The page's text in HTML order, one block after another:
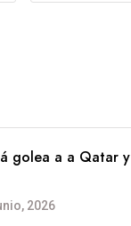
golea a a Qatar y
2026